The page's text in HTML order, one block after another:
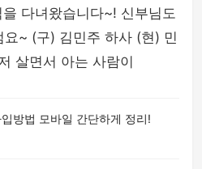
다녀왔습니다~! 신부님도
~ (구) 김민주 하사 (현) 민
살면서 아는 사람이
방법 모바일 간단하게 정리!